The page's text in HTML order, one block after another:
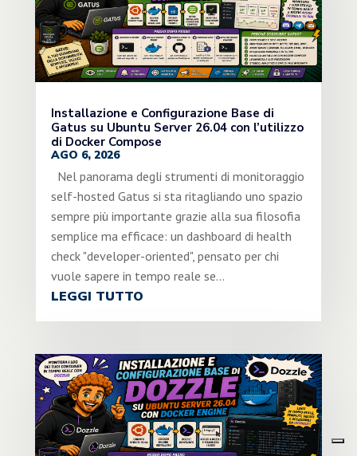
Installazione e Configurazione Base di
Gatus su Ubuntu Server 26.04 con l’utilizzo
di Docker Compose
AGO 6, 2026
Nel panorama degli strumenti di monitoraggio
self-hosted Gatus si sta ritagliando uno spazio
sempre più importante grazie alla sua filosofia
semplice ma efficace: un dashboard di health
check "developer-oriented", pensato per chi
vuole sapere in tempo reale se...
LEGGI TUTTO